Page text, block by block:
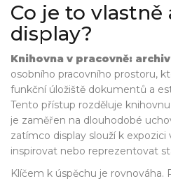
Co je to vlastně
display?
Knihovna v pracovně:
osobního pracovního prostoru,
funkční úložiště dokumentů a
Tento přístup rozděluje
je zaměřen na dlouhodobé
zatímco display slouží k expozici
inspirovat nebo reprezentovat
Klíčem k úspěchu je rovnováha.